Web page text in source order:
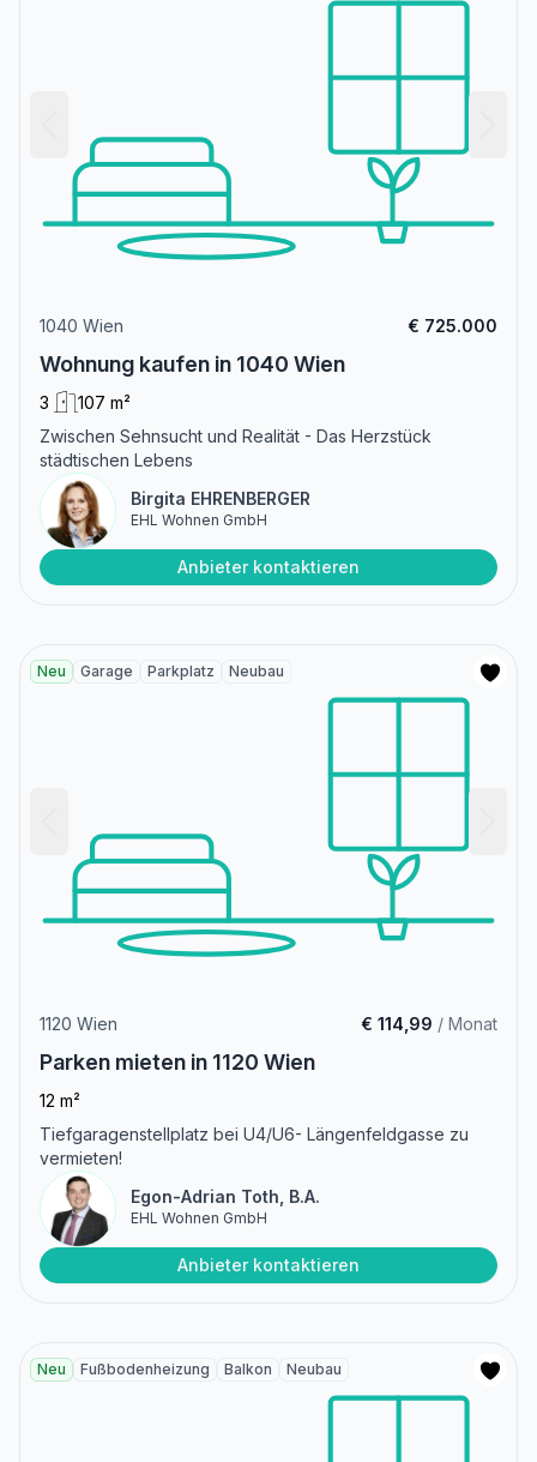
1040 Wien € 725.000
Wohnung kaufen in 1040 Wien
3
107 m²
Zwischen Sehnsucht und Realität - Das Herzstück
städtischen Lebens
Birgita EHRENBERGER
EHL Wohnen GmbH
Anbieter kontaktieren
Neu Garage Parkplatz Neubau
1120 Wien € 114,99 / Monat
Parken mieten in 1120 Wien
12 m²
Tiefgaragenstellplatz bei U4/U6- Längenfeldgasse zu
vermieten!
Egon-Adrian Toth, B.A.
EHL Wohnen GmbH
Anbieter kontaktieren
Neu Fußbodenheizung Balkon Neubau